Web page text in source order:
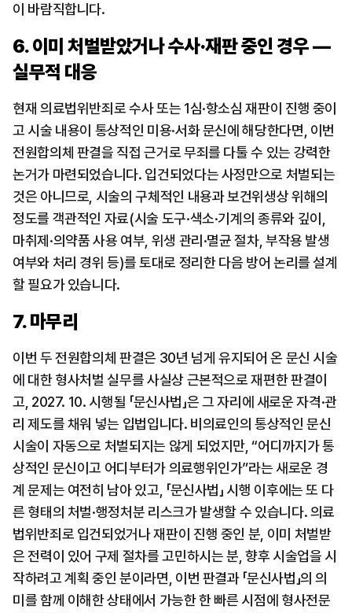
이 바람직합니다.
6. 이미 처벌받았거나 수사·재판 중인 경우 —
실무적 대응
현재 의료법위반죄로 수사 또는 1심·항소심 재판이 진행 중이
고 시술 내용이 통상적인 미용·서화 문신에 해당한다면, 이번
전원합의체 판결을 직접 근거로 무죄를 다툴 수 있는 강력한
논거가 마련되었습니다. 입건되었다는 사정만으로 처벌되는
것은 아니므로, 시술의 구체적인 내용과 보건위생상 위해의
정도를 객관적인 자료(시술 도구·색소·기계의 종류와 깊이,
마취제·의약품 사용 여부, 위생 관리·멸균 절차, 부작용 발생
여부와 처리 경위 등)를 토대로 정리한 다음 방어 논리를 설계
할 필요가 있습니다.
7. 마무리
이번 두 전원합의체 판결은 30년 넘게 유지되어 온 문신 시술
에 대한 형사처벌 실무를 사실상 근본적으로 재편한 판결이
고, 2027. 10. 시행될 「문신사법」은 그 자리에 새로운 자격·관
리 제도를 채워 넣는 입법입니다. 비의료인의 통상적인 문신
시술이 자동으로 처벌되지는 않게 되었지만, “어디까지가 통
상적인 문신이고 어디부터가 의료행위인가”라는 새로운 경
계 문제는 여전히 남아 있고, 「문신사법」 시행 이후에는 또 다
른 형태의 처벌·행정처분 리스크가 발생할 수 있습니다. 의료
법위반죄로 입건되었거나 재판이 진행 중인 분, 이미 처벌받
은 전력이 있어 구제 절차를 고민하시는 분, 향후 시술업을 시
작하려고 계획 중인 분이라면, 이번 판결과 「문신사법」의 의
미를 함께 이해한 상태에서 가능한 한 빠른 시점에 형사전문